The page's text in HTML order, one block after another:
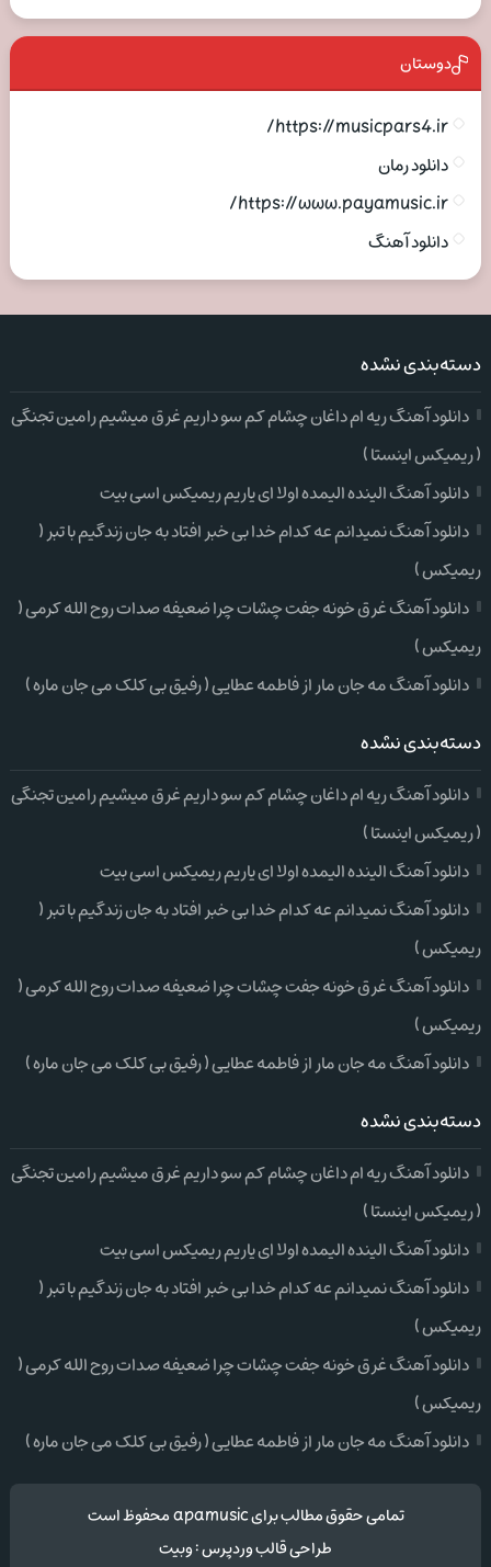
دوستان
https://musicpars4.ir/
دانلود رمان
https://www.payamusic.ir/
دانلود آهنگ
دسته‌بندی نشده
دانلود آهنگ ریه ام داغان چشام کم سو داریم غرق میشیم رامین تجنگی
( ریمیکس اینستا )
دانلود آهنگ الینده الیمده اولا ای یاریم ریمیکس اسی بیت
دانلود آهنگ نمیدانم عه کدام خدا بی خبر افتاد به جان زندگیم با تبر (
ریمیکس )
دانلود آهنگ غرق خونه جفت چشات چرا ضعیفه صدات روح الله کرمی (
ریمیکس )
دانلود آهنگ مه جان مار از فاطمه عطایی ( رفیق بی کلک می جان ماره )
دسته‌بندی نشده
دانلود آهنگ ریه ام داغان چشام کم سو داریم غرق میشیم رامین تجنگی
( ریمیکس اینستا )
دانلود آهنگ الینده الیمده اولا ای یاریم ریمیکس اسی بیت
دانلود آهنگ نمیدانم عه کدام خدا بی خبر افتاد به جان زندگیم با تبر (
ریمیکس )
دانلود آهنگ غرق خونه جفت چشات چرا ضعیفه صدات روح الله کرمی (
ریمیکس )
دانلود آهنگ مه جان مار از فاطمه عطایی ( رفیق بی کلک می جان ماره )
دسته‌بندی نشده
دانلود آهنگ ریه ام داغان چشام کم سو داریم غرق میشیم رامین تجنگی
( ریمیکس اینستا )
دانلود آهنگ الینده الیمده اولا ای یاریم ریمیکس اسی بیت
دانلود آهنگ نمیدانم عه کدام خدا بی خبر افتاد به جان زندگیم با تبر (
ریمیکس )
دانلود آهنگ غرق خونه جفت چشات چرا ضعیفه صدات روح الله کرمی (
ریمیکس )
دانلود آهنگ مه جان مار از فاطمه عطایی ( رفیق بی کلک می جان ماره )
تمامی حقوق مطالب برای apamusic محفوظ است
طراحی قالب وردپرس:وبیت